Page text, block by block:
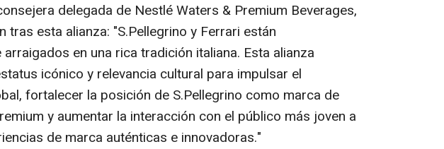
delegada de Nestlé Waters & Premium Beverages,
tras esta alianza: "S.Pellegrino y Ferrari están
en una rica tradición italiana. Esta alianza
icónico y relevancia cultural para impulsar el
fortalecer la posición de S.Pellegrino como marca de
y aumentar la interacción con el público más joven a
de marca auténticas e innovadoras."